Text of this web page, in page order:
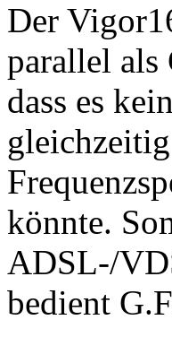
Der
parallel als
dass es
könnte.
ADSL-/
bedient